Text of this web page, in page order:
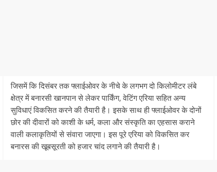
जिसमें कि दिसंबर तक फ्लाईओवर के नीचे के लगभग दो किलोमीटर लंबे
क्षेत्र में बनारसी खानपान से लेकर पार्किंग, वेटिंग एरिया सहित अन्य
सुविधाएं विकसित करने की तैयारी है। इसके साथ ही फ्लाईओवर के दोनों
छोर की दीवारों को काशी के धर्म, कला और संस्कृति का एहसास कराने
वाली कलाकृतियों से संवारा जाएगा। इस पूरे एरिया को विकसित कर
बनारस की खूबसूरती को हजार चांद लगाने की तैयारी है।